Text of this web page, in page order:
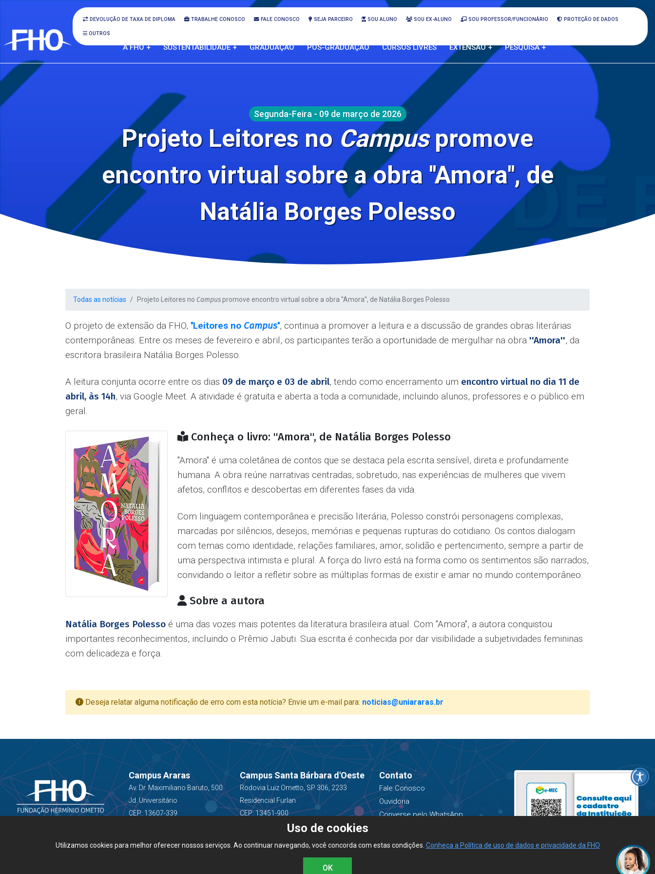
DEVOLUÇÃO DE TAXA DE DIPLOMA TRABALHE CONOSCO FALE CONOSCO SEJA PARCEIRO SOU ALUNO SOU EX-ALUNO SOU PROFESSOR/FUNCIONÁRIO PROTEÇÃO DE DADOS
OUTROS
A FHO + SUSTENTABILIDADE + GRADUAÇÃO PÓS-GRADUAÇÃO CURSOS LIVRES EXTENSÃO + PESQUISA +
Segunda-Feira - 09 de março de 2026
Projeto Leitores no Campuspromove
encontro virtual sobre a obra ''Amora'', de
Natália Borges Polesso
Todas as notícias Projeto Leitores no Campuspromove encontro virtual sobre a obra ''Amora'', de Natália Borges Polesso
O projeto de extensão da FHO, ''Leitores no Campus'', continua a promover a leitura e a discussão de grandes obras literárias
contemporâneas. Entre os meses de fevereiro e abril, os participantes terão a oportunidade de mergulhar na obra ''Amora'', da
escritora brasileira Natália Borges Polesso.
A leitura conjunta ocorre entre os dias 09 de março e 03 de abril, tendo como encerramento um encontro virtual no dia 11 de
abril, às 14h, via Google Meet. A atividade é gratuita e aberta a toda a comunidade, incluindo alunos, professores e o público em
geral.
Conheça o livro: ''Amora'', de Natália Borges Polesso
''Amora'' é uma coletânea de contos que se destaca pela escrita sensível, direta e profundamente
humana. A obra reúne narrativas centradas, sobretudo, nas experiências de mulheres que vivem
afetos, conflitos e descobertas em diferentes fases da vida.
Com linguagem contemporânea e precisão literária, Polesso constrói personagens complexas,
marcadas por silêncios, desejos, memórias e pequenas rupturas do cotidiano. Os contos dialogam
com temas como identidade, relações familiares, amor, solidão e pertencimento, sempre a partir de
uma perspectiva intimista e plural. A força do livro está na forma como os sentimentos são narrados,
convidando o leitor a refletir sobre as múltiplas formas de existir e amar no mundo contemporâneo.
Sobre a autora
Natália Borges Polesso é uma das vozes mais potentes da literatura brasileira atual. Com ''Amora'', a autora conquistou
importantes reconhecimentos, incluindo o Prêmio Jabuti. Sua escrita é conhecida por dar visibilidade a subjetividades femininas
com delicadeza e força.
Deseja relatar alguma notificação de erro com esta notícia? Envie um e-mail para: noticias@uniararas.br
Campus Araras
Av. Dr. Maximiliano Baruto, 500
Jd. Universitário
CEP: 13607-339
Campus Santa Bárbara d'Oeste
Rodovia Luiz Ometto, SP 306, 2233
Residencial Furlan
CEP: 13451-900
Contato
Fale Conosco
Ouvidoria
Converse pelo WhatsApp
Uso de cookies
Utilizamos cookies para melhor oferecer nossos serviços. Ao continuar navegando, você concorda com estas condições. Conheça a Política de uso de dados e privacidade da FHO
OK